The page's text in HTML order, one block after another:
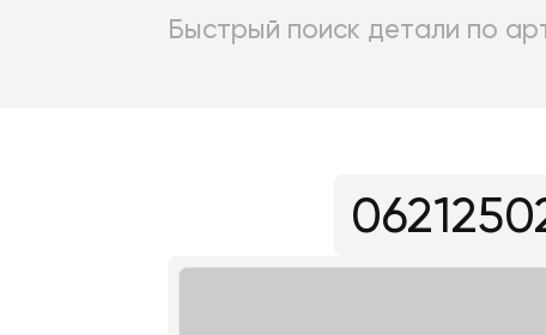
Быстрый поиск детали по